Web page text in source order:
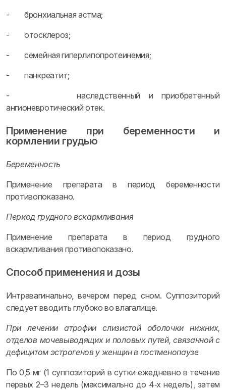
- бронхиальная астма;
- отосклероз;
- семейная гиперлипопротеинемия;
- панкреатит;
- наследственный и приобретенный
ангионевротический отек.
Применение при беременности и
кормлении грудью
Беременность
Применение препарата в период беременности
противопоказано.
Период грудного вскармливания
Применение препарата в период грудного
вскармливания противопоказано.
Способ применения и дозы
Интравагинально, вечером перед сном. Суппозиторий
следует вводить глубоко во влагалище.
При лечении атрофии слизистой оболочки нижних,
отделов мочевыводящих и половых путей, связанной с
дефицитом эстрогенов у женщин в постменопаузе
По 0,5 мг (1 суппозиторий в сутки ежедневно в течение
первых 2–3 недель (максимально до 4‑х недель), затем